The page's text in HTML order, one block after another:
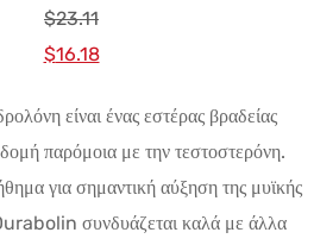
$23.11
Αρχική
$23.11.
$16.18Η
τιμή
είναι:
$16.18.
είναι ένας εστέρας βραδείας
παρόμοια με την τεστοστερόνη.
για σημαντική αύξηση της μυϊκής
συνδυάζεται καλά με άλλα